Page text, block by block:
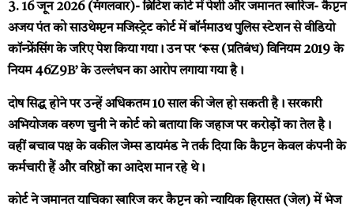
3. 16 जून 2026 (मंगलवार)- ब्रिटिश कोर्ट में पेशी और जमानत खारिज-कैप्टन
अजय पंत को साउथेम्प्टन मजिस्ट्रेट कोर्ट में बॉर्नमाउथ पुलिस स्टेशन से वीडियो
कॉन्फ्रेंसिंग के जरिए पेश किया गया। उन पर ‘रूस (प्रतिबंध) विनियम 2019 के
नियम 46Z9B’ के उल्लंघन का आरोप लगाया गया है।
दोष सिद्ध होने पर उन्हें अधिकतम 10 साल की जेल हो सकती है। सरकारी
अभियोजक वरुण चुनी ने कोर्ट को बताया कि जहाज पर करोड़ों का तेल है।
वहीं बचाव पक्ष के वकील जेम्स डायमंड ने तर्क दिया कि कैप्टन केवल कंपनी के
कर्मचारी हैं और वरिष्ठों का आदेश मान रहे थे।
कोर्ट ने जमानत याचिका खारिज कर कैप्टन को न्यायिक हिरासत (जेल) में भेज